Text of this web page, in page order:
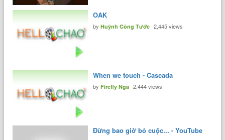
OAK
byHuỳnh Công Tước 2,445 views
When we touch - Cascada
byFirefly Nga 2,444 views
Đừng bao giờ bỏ cuộc... - YouTube